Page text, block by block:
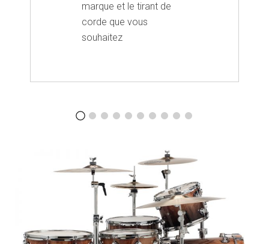
marque et le tirant de
corde que vous
souhaitez